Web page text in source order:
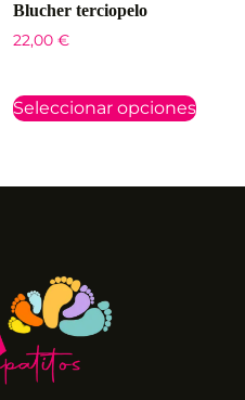
Blucher terciopelo
22,00 €
Seleccionar opciones